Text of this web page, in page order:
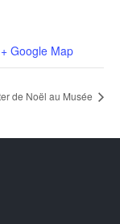
+ Google Map
de Noël au Musée